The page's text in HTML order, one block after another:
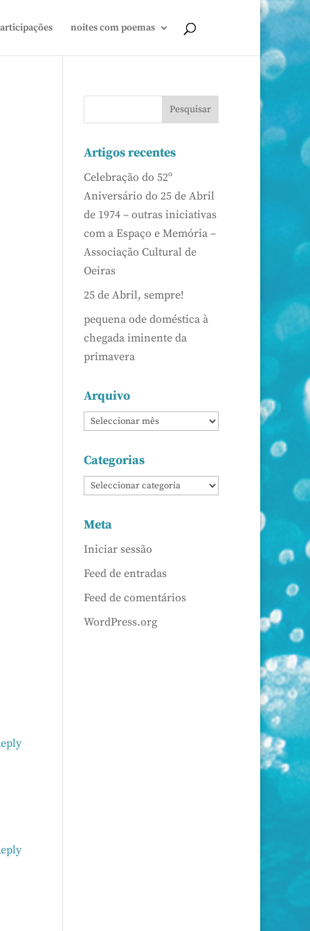
noites com poemas
Artigos recentes
Celebração do 52º
Aniversário do 25 de Abril
de 1974 – outras iniciativas
com a Espaço e Memória –
Associação Cultural de
Oeiras
25 de Abril, sempre!
pequena ode doméstica à
chegada iminente da
primavera
Arquivo
Categorias
Meta
Iniciar sessão
Feed de entradas
Feed de comentários
WordPress.org